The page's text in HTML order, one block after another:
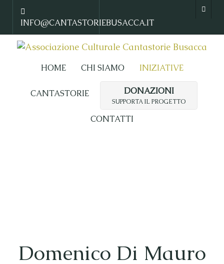
INFO@CANTASTORIEBUSACCA.IT
HOME CHI SIAMO INIZIATIVE
CANTASTORIE DONAZIONI
SUPPORTA IL PROGETTO
CONTATTI
Domenico Di Mauro